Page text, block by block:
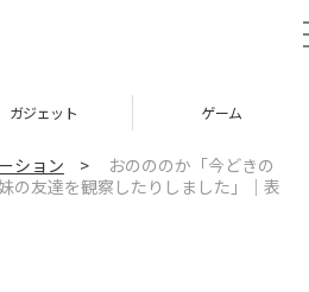
ガジェット ゲーム
ション >
おのののか「今どきの
の友達を観察したりしました」｜表